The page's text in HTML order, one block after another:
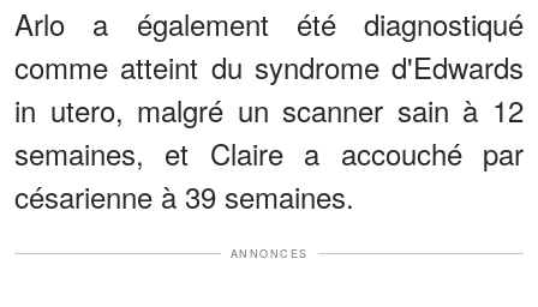
Arlo a également été diagnostiqué
comme atteint du syndrome d'Edwards
in utero, malgré un scanner sain à 12
semaines, et Claire a accouché par
césarienne à 39 semaines.
ANNONCES